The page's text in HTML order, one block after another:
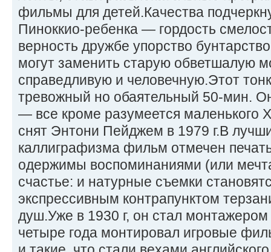
фильмы для детей.Качества
Пиноккио-ребенка — гордость
верность дружбе упорство
могут заменить старую обветшалую
справедливую и человечную.Этот
тревожный но обаятельный 50-мин.
— все кроме разумеется
снят Энтони Пейджем в 1979 г.В
каллиграфизма фильм отмечен
одержимы воспоминаниями (или
счастье: и натурные съемки
экспрессивным контрапунктом
душ.Уже в 1930 г, он стал
четыре года монтировал игровые